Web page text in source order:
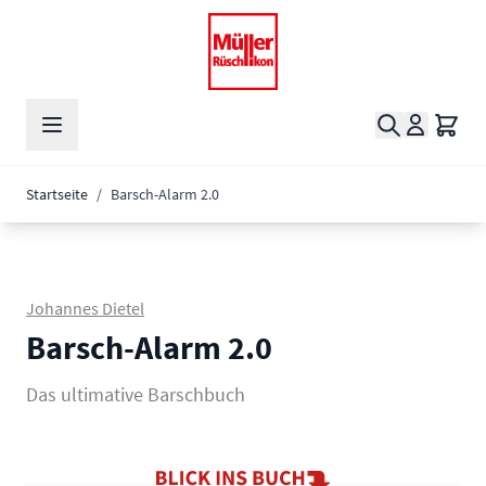
Suche
Startseite / Barsch-Alarm 2.0
Johannes Dietel
Barsch-Alarm 2.0
Das ultimative Barschbuch